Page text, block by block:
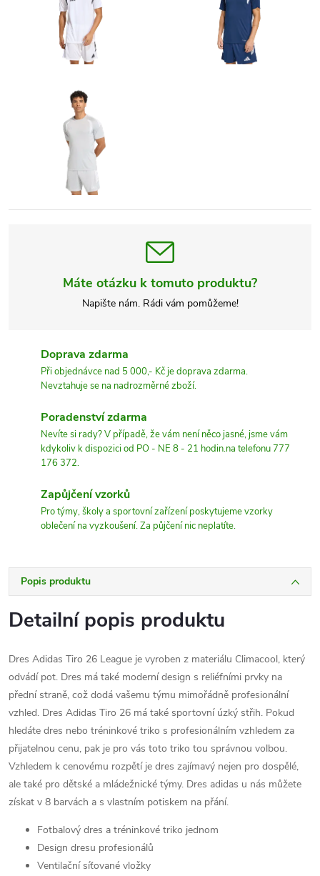
Máte otázku k tomuto produktu?
Napište nám. Rádi vám pomůžeme!
Doprava zdarma
Při objednávce nad 5 000,- Kč je doprava zdarma.
Nevztahuje se na nadrozměrné zboží.
Poradenství zdarma
Nevíte si rady? V případě, že vám není něco jasné, jsme vám
kdykoliv k dispozici od PO - NE 8 - 21 hodin.na telefonu 777
176 372.
Zapůjčení vzorků
Pro týmy, školy a sportovní zařízení poskytujeme vzorky
oblečení na vyzkoušení. Za půjčení nic neplatíte.
Popis produktu
Detailní popis produktu
Dres Adidas Tiro 26 League je vyroben z materiálu Climacool, který
odvádí pot. Dres má také moderní design s reliéfními prvky na
přední straně, což dodá vašemu týmu mimořádně profesionální
vzhled. Dres Adidas Tiro 26 má také sportovní úzký střih. Pokud
hledáte dres nebo tréninkové triko s profesionálním vzhledem za
přijatelnou cenu, pak je pro vás toto triko tou správnou volbou.
Vzhledem k cenovému rozpětí je dres zajímavý nejen pro dospělé,
ale také pro dětské a mládežnické týmy. Dres adidas u nás můžete
získat v 8 barvách a s vlastním potiskem na přání.
Fotbalový dres a tréninkové triko jednom
Design dresu profesionálů
Ventilační síťované vložky